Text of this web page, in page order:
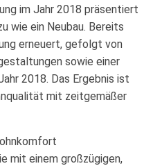
im Jahr 2018 präsentiert
wie ein Neubau. Bereits
erneuert, gefolgt von
sowie einer
2018. Das Ergebnis ist
mit zeitgemäßer
mit einem großzügigen,